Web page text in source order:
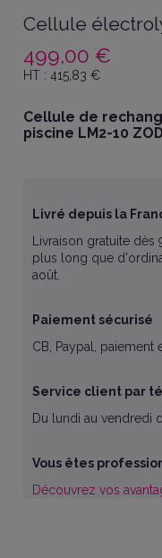
Cellule
499,00 €
HT : 415,83€
Cellule de
piscine LM2-10
Livré depuis la
Livraison gratuite
plus long que
août.
Paiement sécurisé
CB, Paypal,
Service client par
Du lundi au vendredi
Vous êtes
Découvrez vos